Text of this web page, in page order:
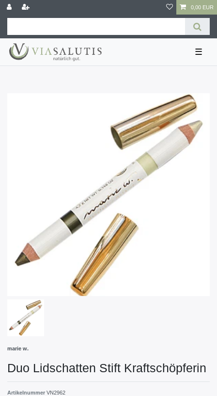
0,00 EUR
☰
marie w.
Duo Lidschatten Stift Kraftschöpferin
Artikelnummer VN2962